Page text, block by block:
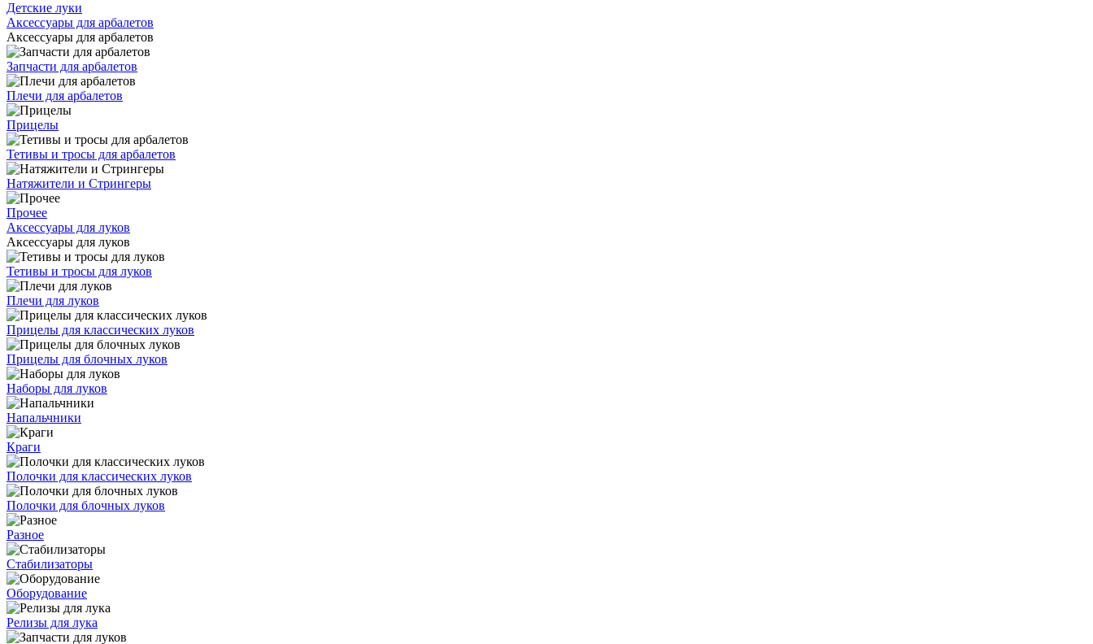
Детские луки
Аксессуары для арбалетов
Аксессуары для арбалетов
Запчасти для арбалетов
Плечи для арбалетов
Прицелы
Тетивы и тросы для арбалетов
Натяжители и Стрингеры
Прочее
Аксессуары для луков
Аксессуары для луков
Тетивы и тросы для луков
Плечи для луков
Прицелы для классических луков
Прицелы для блочных луков
Наборы для луков
Напальчники
Краги
Полочки для классических луков
Полочки для блочных луков
Разное
Стабилизаторы
Оборудование
Релизы для лука